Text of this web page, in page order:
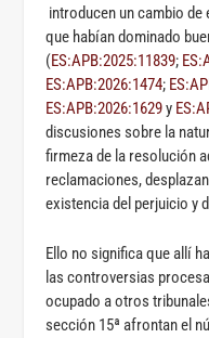
introducen un cambio
que habían dominado
(ES:APB:2025:11839;
ES:APB:2026:1474;
ES:APB:2026:1629y
discusiones sobre la
firmeza de la resolución
reclamaciones,
existencia del perjuicio y
Ello no significa que allí
las controversias
ocupado a otros
sección 15ª afrontan el